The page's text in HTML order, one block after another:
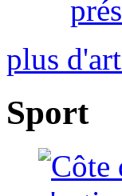
plus
Sport